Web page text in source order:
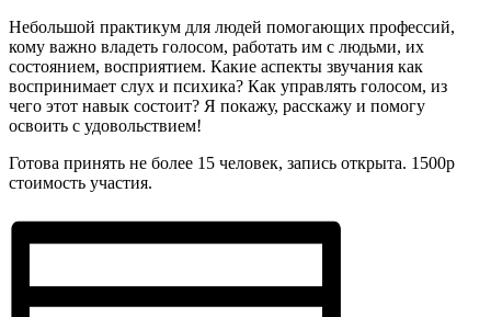
Небольшой практикум для людей помогающих профессий,
кому важно владеть голосом, работать им с людьми, их
состоянием, восприятием. Какие аспекты звучания как
воспринимает слух и психика? Как управлять голосом, из
чего этот навык состоит? Я покажу, расскажу и помогу
освоить с удовольствием!
Готова принять не более 15 человек, запись открыта. 1500р
стоимость участия.